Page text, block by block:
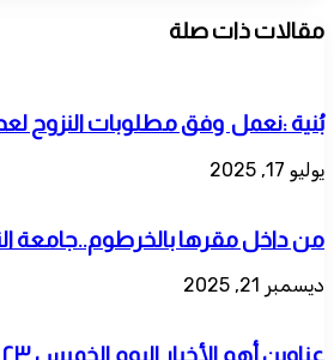
مقالات ذات صلة
بُنية :نعمل وفق مطلوبات النزوح
يوليو 17, 2025
من داخل مقرها بالخرطوم..جامعة النيلين
ديسمبر 21, 2025
عناوين أهم الأخبار اليوم الخميس ٢٣ أبريل ٢٠٢٦م